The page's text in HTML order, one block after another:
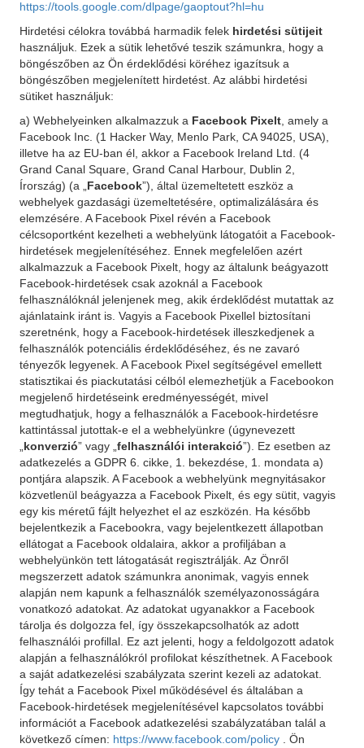
https://tools.google.com/dlpage/gaoptout?hl=hu
Hirdetési célokra továbbá harmadik felek hirdetési sütijeit
használjuk. Ezek a sütik lehetővé teszik számunkra, hogy a
böngészőben az Ön érdeklődési köréhez igazítsuk a
böngészőben megjelenített hirdetést. Az alábbi hirdetési
sütiket használjuk:
a) Webhelyeinken alkalmazzuk a Facebook Pixelt , amely a
Facebook Inc. (1 Hacker Way, Menlo Park, CA 94025, USA),
illetve ha az EU-ban él, akkor a Facebook Ireland Ltd. (4
Grand Canal Square, Grand Canal Harbour, Dublin 2,
Írország) (a „ Facebook”), által üzemeltetett eszköz a
webhelyek gazdasági üzemeltetésére, optimalizálására és
elemzésére. A Facebook Pixel révén a Facebook
célcsoportként kezelheti a webhelyünk látogatóit a Facebook-
hirdetések megjelenítéséhez. Ennek megfelelően azért
alkalmazzuk a Facebook Pixelt, hogy az általunk beágyazott
Facebook-hirdetések csak azoknál a Facebook
felhasználóknál jelenjenek meg, akik érdeklődést mutattak az
ajánlataink iránt is. Vagyis a Facebook Pixellel biztosítani
szeretnénk, hogy a Facebook-hirdetések illeszkedjenek a
felhasználók potenciális érdeklődéséhez, és ne zavaró
tényezők legyenek. A Facebook Pixel segítségével emellett
statisztikai és piackutatási célból elemezhetjük a Facebookon
megjelenő hirdetéseink eredményességét, mivel
megtudhatjuk, hogy a felhasználók a Facebook-hirdetésre
kattintással jutottak-e el a webhelyünkre (úgynevezett
konverzió” vagy „ felhasználói interakció”). Ez esetben az
adatkezelés a GDPR 6. cikke, 1. bekezdése, 1. mondata a)
pontjára alapszik. A Facebook a webhelyünk megnyitásakor
közvetlenül beágyazza a Facebook Pixelt, és egy sütit, vagyis
egy kis méretű fájlt helyezhet el az eszközén. Ha később
bejelentkezik a Facebookra, vagy bejelentkezett állapotban
ellátogat a Facebook oldalaira, akkor a profiljában a
webhelyünkön tett látogatását regisztrálják. Az Önről
megszerzett adatok számunkra anonimak, vagyis ennek
alapján nem kapunk a felhasználók személyazonosságára
vonatkozó adatokat. Az adatokat ugyanakkor a Facebook
tárolja és dolgozza fel, így összekapcsolhatók az adott
felhasználói profillal. Ez azt jelenti, hogy a feldolgozott adatok
alapján a felhasználókról profilokat készíthetnek. A Facebook
a saját adatkezelési szabályzata szerint kezeli az adatokat.
Így tehát a Facebook Pixel működésével és általában a
Facebook-hirdetések megjelenítésével kapcsolatos további
információt a Facebook adatkezelési szabályzatában talál a
következő címen: https://www.facebook.com/policy
. Ön